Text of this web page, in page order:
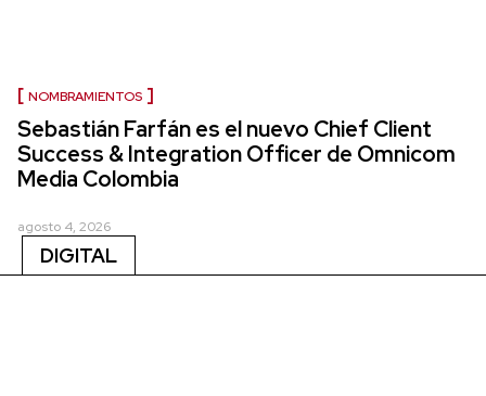
NOMBRAMIENTOS
Sebastián Farfán es el nuevo Chief Client
Success & Integration Officer de Omnicom
Media Colombia
agosto 4, 2026
DIGITAL